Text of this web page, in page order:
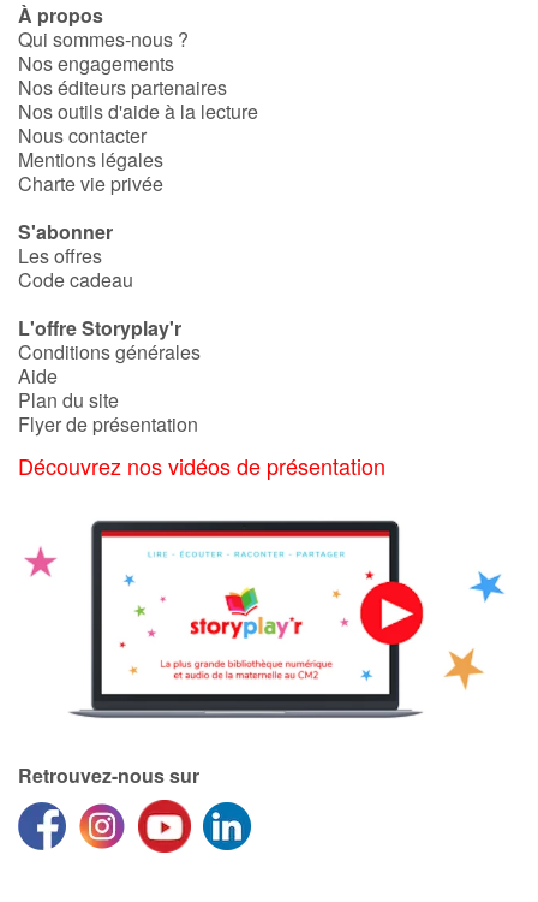
À propos
Qui sommes-nous ?
Nos engagements
Nos éditeurs partenaires
Nos outils d'aide à la lecture
Nous contacter
Mentions légales
Charte vie privée
S'abonner
Les offres
Code cadeau
L'offre Storyplay'r
Conditions générales
Aide
Plan du site
Flyer de présentation
Découvrez nos vidéos de présentation
Retrouvez-nous sur